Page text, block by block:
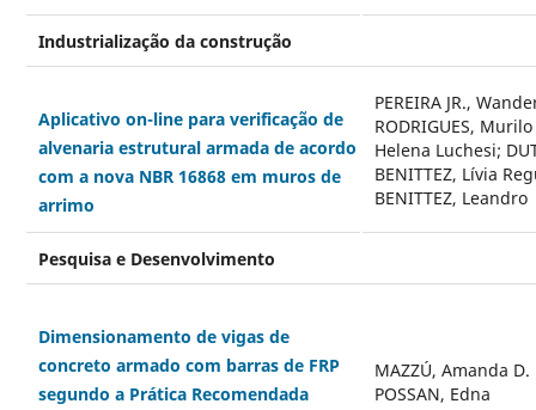
Industrialização da construção
Aplicativo on-line para verificação de
alvenaria estrutural armada de acordo
com a nova NBR 16868 em muros de
arrimo
PEREIRA JR.,
RODRIGUES,
Helena Luchesi;
BENITTEZ, Lívia
BENITTEZ, Leandro
Pesquisa e Desenvolvimento
Dimensionamento de vigas de
concreto armado com barras de FRP
segundo a Prática Recomendada
MAZZÚ, Amanda D.
POSSAN, Edna